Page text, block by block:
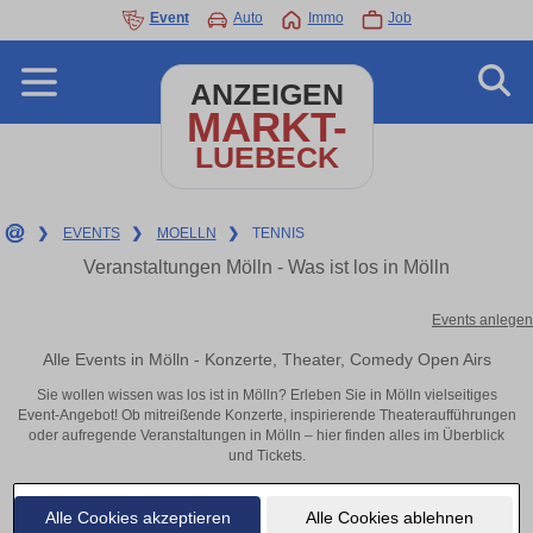
Alle Cookies akzeptieren Alle Cookies ablehnen
Event Auto Immo Job
ANZEIGEN
MARKT-
LUEBECK
❯ EVENTS ❯ MOELLN ❯ TENNIS
Veranstaltungen Mölln - Was ist los in Mölln
Events anlegen
Alle Events in Mölln - Konzerte, Theater, Comedy Open Airs
Sie wollen wissen was los ist in Mölln? Erleben Sie in Mölln vielseitiges
Event-Angebot! Ob mitreißende Konzerte, inspirierende Theateraufführungen
oder aufregende Veranstaltungen in Mölln – hier finden alles im Überblick
und Tickets.